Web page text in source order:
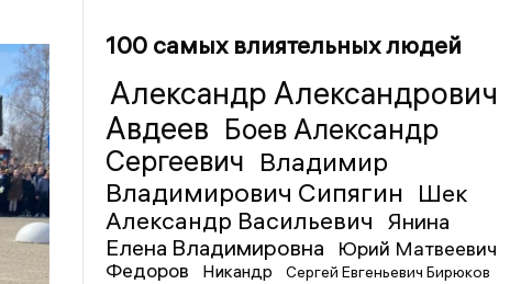
100 самых влиятельных людей
Александр Александрович
Авдеев Боев Александр
Сергеевич Владимир
Владимирович Сипягин Шек
Александр Васильевич
Янина
Елена Владимировна
Юрий Матвеевич
Федоров
Никандр Сергей Евгеньевич Бирюков